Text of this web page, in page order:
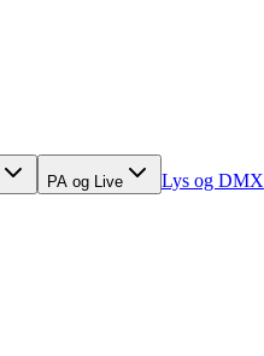
PA og Live Lys og DMX